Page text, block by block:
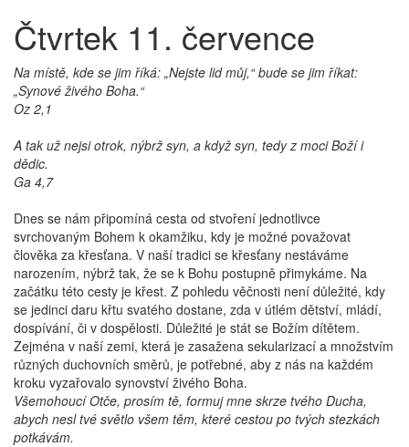
Čtvrtek 11. července
Na místě, kde se jim říká: „Nejste lid můj,“ bude se jim říkat:
„Synové živého Boha.“
Oz 2,1
A tak už nejsi otrok, nýbrž syn, a když syn, tedy z moci Boží i
dědic.
Ga 4,7
Dnes se nám připomíná cesta od stvoření jednotlivce
svrchovaným Bohem k okamžiku, kdy je možné považovat
člověka za křesťana. V naší tradici se křesťany nestáváme
narozením, nýbrž tak, že se k Bohu postupně přimykáme. Na
začátku této cesty je křest. Z pohledu věčnosti není důležité, kdy
se jedinci daru křtu svatého dostane, zda v útlém dětství, mládí,
dospívání, či v dospělosti. Důležité je stát se Božím dítětem.
Zejména v naší zemi, která je zasažena sekularizací a množstvím
různých duchovních směrů, je potřebné, aby z nás na každém
kroku vyzařovalo synovství živého Boha.
Všemohoucí Otče, prosím tě, formuj mne skrze tvého Ducha,
abych nesl tvé světlo všem těm, které cestou po tvých stezkách
potkávám.